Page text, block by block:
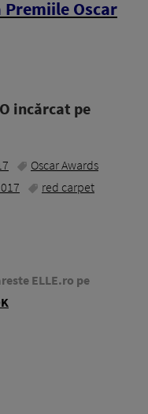
Oscar
incărcat pe
Oscar Awards
red carpet
ELLE.ro pe